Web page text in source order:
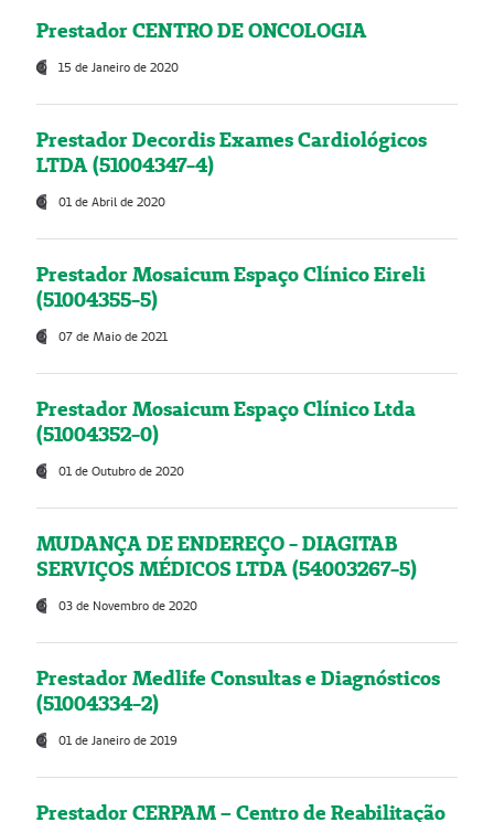
Prestador CENTRO DE ONCOLOGIA
15 de Janeiro de 2020
Prestador Decordis Exames Cardiológicos
LTDA (51004347-4)
01 de Abril de 2020
Prestador Mosaicum Espaço Clínico Eireli
(51004355-5)
07 de Maio de 2021
Prestador Mosaicum Espaço Clínico Ltda
(51004352-0)
01 de Outubro de 2020
MUDANÇA DE ENDEREÇO - DIAGITAB
SERVIÇOS MÉDICOS LTDA (54003267-5)
03 de Novembro de 2020
Prestador Medlife Consultas e Diagnósticos
(51004334-2)
01 de Janeiro de 2019
Prestador CERPAM – Centro de Reabilitação